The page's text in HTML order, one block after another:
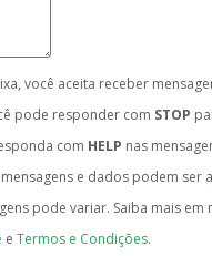
você aceita receber
pode responder com STOP
com HELP nas
e dados podem ser
pode variar. Saiba mais em
e Termos e Condições.